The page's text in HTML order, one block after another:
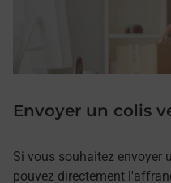
Envoyer un colis
Si vous souhaitez envoyer
pouvez directement